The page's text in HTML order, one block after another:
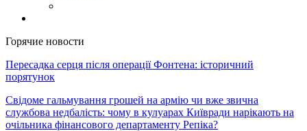
Горячие новости
Пересадка серця після операції Фонтена: історичний
порятунок
Свідоме гальмування грошей на армію чи вже звична
службова недбалість: чому в кулуарах Київради нарікають на
очільника фінансового департаменту Репіка?